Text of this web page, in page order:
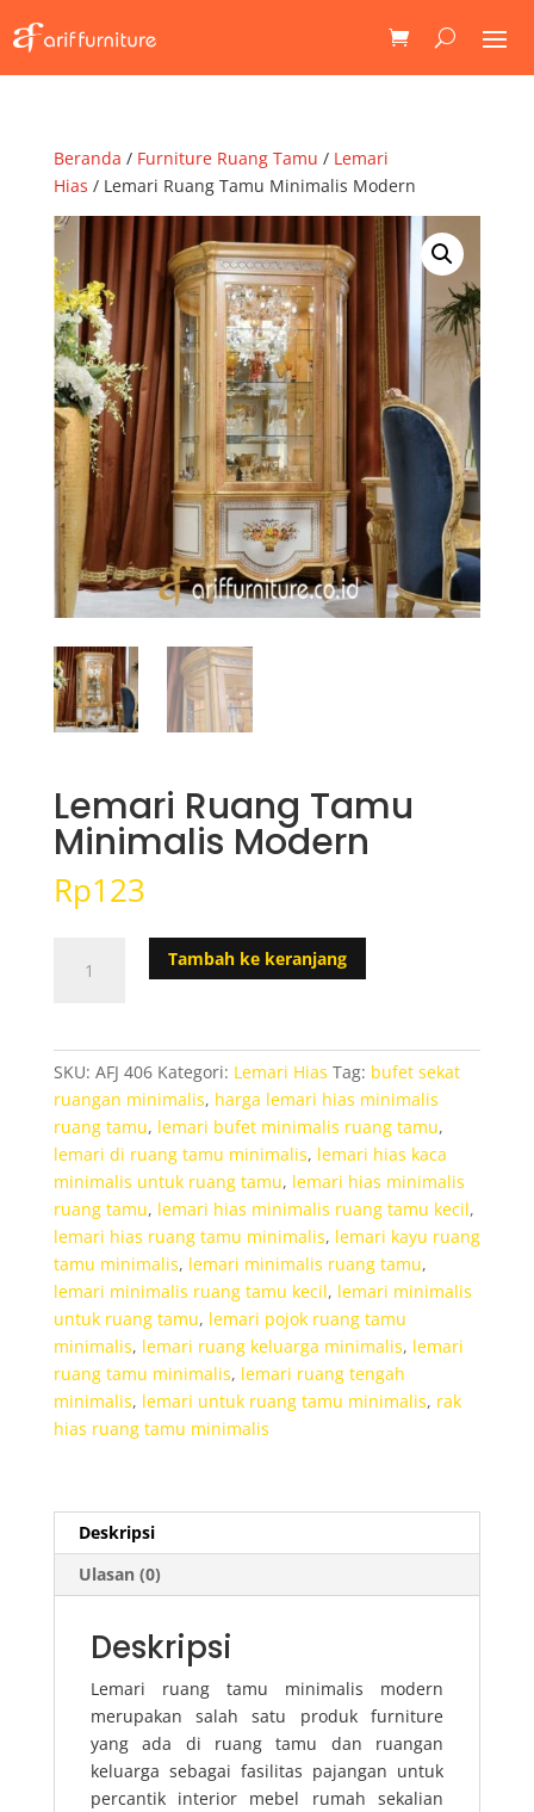
Beranda / Furniture Ruang Tamu / Lemari
Hias / Lemari Ruang Tamu Minimalis Modern
Lemari Ruang Tamu
Minimalis Modern
Rp123
Lemari
Modern
Tambah ke keranjang
SKU: AFJ 406 Kategori: Lemari Hias Tag: bufet sekat
ruangan minimalis, harga lemari hias minimalis
ruang tamu, lemari bufet minimalis ruang tamu,
lemari di ruang tamu minimalis, lemari hias kaca
minimalis untuk ruang tamu, lemari hias minimalis
ruang tamu, lemari hias minimalis ruang tamu kecil,
lemari hias ruang tamu minimalis, lemari kayu ruang
tamu minimalis, lemari minimalis ruang tamu,
lemari minimalis ruang tamu kecil, lemari minimalis
untuk ruang tamu, lemari pojok ruang tamu
minimalis, lemari ruang keluarga minimalis, lemari
ruang tamu minimalis, lemari ruang tengah
minimalis, lemari untuk ruang tamu minimalis, rak
hias ruang tamu minimalis
Deskripsi
Ulasan (0)
Deskripsi
Lemari ruang tamu minimalis modern
merupakan salah satu produk furniture
yang ada di ruang tamu dan ruangan
keluarga sebagai fasilitas pajangan untuk
percantik interior mebel rumah sekalian